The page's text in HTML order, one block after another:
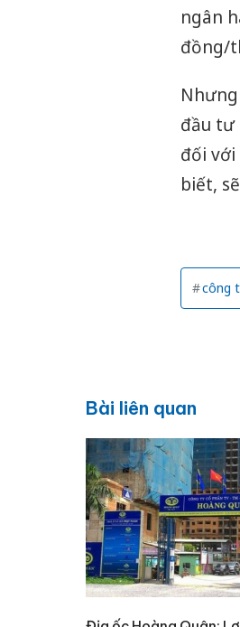
ngân
đồng/
đầu tư
đối với
biết,
công
Bài liên quan